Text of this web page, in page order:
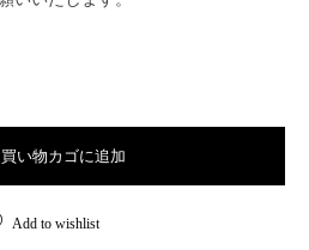
い物カゴに追加
Add to wishlist